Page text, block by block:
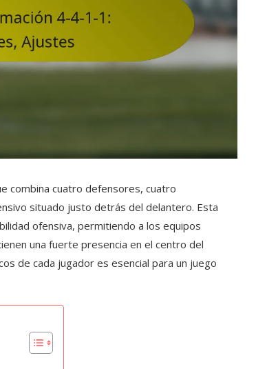
combina cuatro defensores, cuatro
situado justo detrás del delantero. Esta
ofensiva, permitiendo a los equipos
una fuerte presencia en el centro del
de cada jugador es esencial para un juego